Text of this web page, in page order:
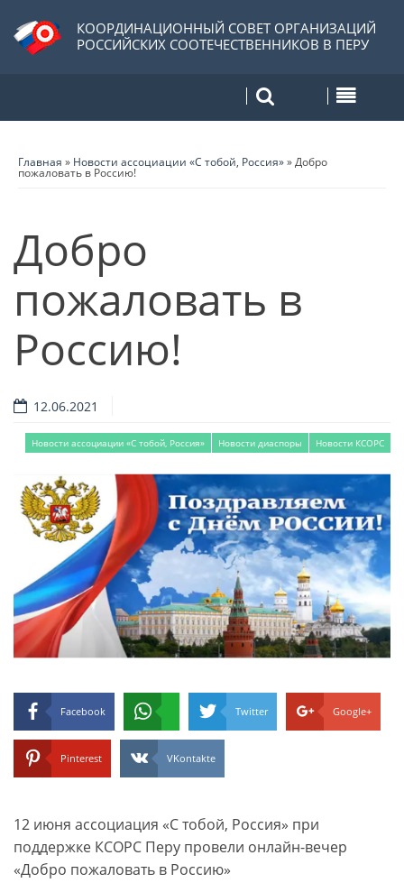
КООРДИНАЦИОННЫЙ СОВЕТ ОРГАНИЗАЦИЙ
РОССИЙСКИХ СООТЕЧЕСТВЕННИКОВ В ПЕРУ
Главная » Новости ассоциации «С тобой, Россия»»Добро
пожаловать в Россию!
Добро
пожаловать в
Россию!
12.06.2021
Новости ассоциации «С тобой, Россия» Новости диаспоры Новости КСОРС
Facebook Twitter Google+
Pinterest VKontakte
12 июня ассоциация «С тобой, Россия» при
поддержке КСОРС Перу провели онлайн-вечер
«Добро пожаловать в Россию»